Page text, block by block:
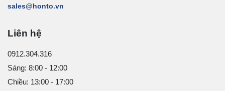
sales@honto.vn
Liên hệ
0912.304.316
Sáng: 8:00 - 12:00
Chiều: 13:00 - 17:00